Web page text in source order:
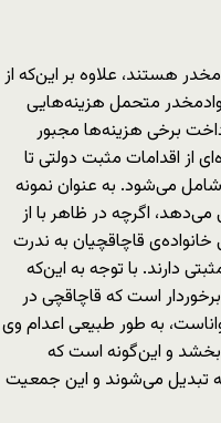
هستند، علاوه بر این‌که از
متحمل هزینه‌هایی
برخی هزینه‌ها مجبور
از اقدامات مثبت دولتی تا
می‌شود. به عنوان نمونه
اگرچه در ظاهر با از
قاچاقچیان به ندرت
دارند. با توجه به این‌که
است که قاچاقچی در
به طور طبیعی اعدام وی
و این‌گونه است که
تبدیل می‌شوند و این جمعیت